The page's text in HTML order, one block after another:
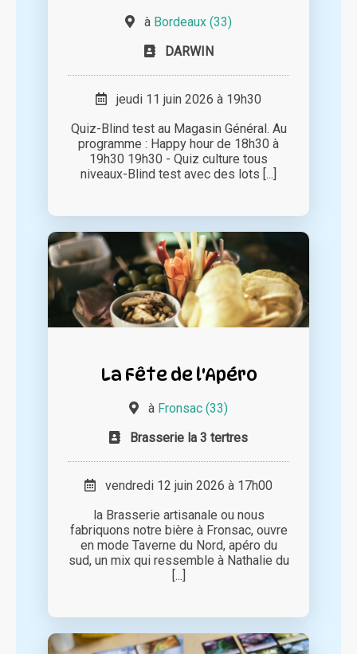
à Bordeaux (33)
DARWIN
jeudi 11 juin 2026 à 19h30
Quiz-Blind test au Magasin Général. Au
programme : Happy hour de 18h30 à
19h30 19h30 - Quiz culture tous
niveaux-Blind test avec des lots [...]
La Fête de l'Apéro
à Fronsac (33)
Brasserie la 3 tertres
vendredi 12 juin 2026 à 17h00
la Brasserie artisanale ou nous
fabriquons notre bière à Fronsac, ouvre
en mode Taverne du Nord, apéro du
sud, un mix qui ressemble à Nathalie du
[...]